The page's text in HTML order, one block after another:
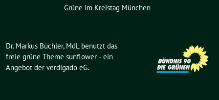
Grüne im Kreistag München
Dr. Markus Büchler, MdL benutzt das
freie grüne Theme sunflower ‐ ein
Angebot der verdigado eG.